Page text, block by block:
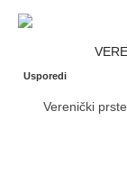
Usporedi
Verenički